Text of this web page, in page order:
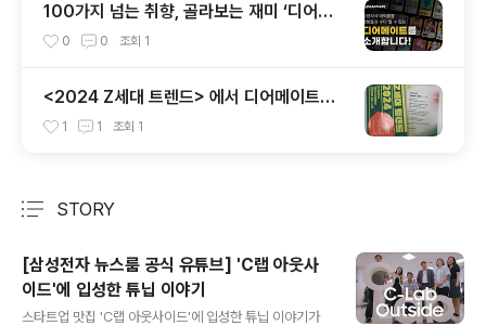
100가지 넘는 취향, 골라보는 재미 ‘디어메
이트’
0 0 조회 1
<2024 Z세대 트렌드> 에서 디어메이트를
찾아보세요!
1 1 조회 1
STORY
[삼성전자 뉴스룸 공식 유튜브] 'C랩 아웃사
이드'에 입성한 튜닙 이야기
스타트업 맛집 'C랩 아웃사이드'에 입성한 튜닙 이야기가